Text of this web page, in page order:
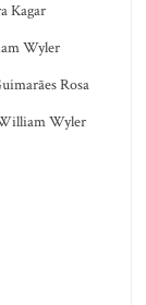
Kagar
Wyler
Rosa
Wyler